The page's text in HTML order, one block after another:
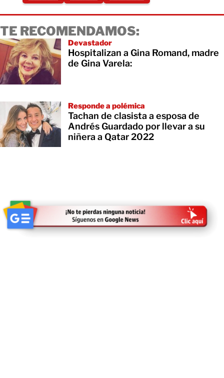
TE RECOMENDAMOS:
Devastador
Hospitalizan a Gina Romand, madre
de Gina Varela:
Responde a polémica
Tachan de clasista a esposa de
Andrés Guardado por llevar a su
niñera a Qatar 2022